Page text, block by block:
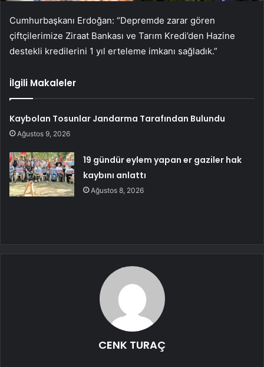
Cumhurbaşkanı Erdoğan: “Depremde zarar gören
çiftçilerimize Ziraat Bankası ve Tarım Kredi’den Hazine
destekli kredilerini 1 yıl erteleme imkanı sağladık.”
İlgili Makaleler
Kaybolan Tosunlar Jandarma Tarafından Bulundu
Ağustos 9, 2026
19 gündür eylem yapan er gaziler hak
kaybını anlattı
Ağustos 8, 2026
CENK TURAÇ